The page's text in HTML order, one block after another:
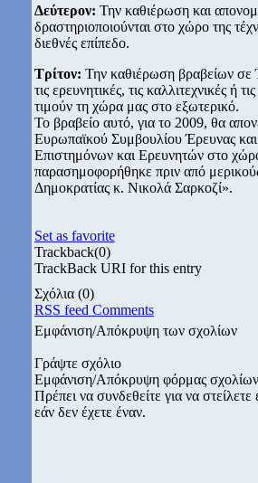
Δεύτερον: Την καθιέρωση και
δραστηριοποιούνται στο χώρο της
διεθνές επίπεδο.
Τρίτον: Την καθιέρωση βραβείων σε
τις ερευνητικές, τις καλλιτεχνικές ή
τιμούν τη χώρα μας στο εξωτερικό.
Το βραβείο αυτό, για το 2009, θα
Ευρωπαϊκού Συμβουλίου Έρευνας
Επιστημόνων και Ερευνητών στο
παρασημοφορήθηκε πριν από
Δημοκρατίας κ. Νικολά Σαρκοζί».
Set as favorite
Trackback(0)
TrackBack URI for this entry
Σχόλια (0)
RSS feed Comments
Εμφάνιση/Απόκρυψη των σχολίων
Γράψτε σχόλιο
Εμφάνιση/Απόκρυψη φόρμας σχολίων
Πρέπει να συνδεθείτε για να
εάν δεν έχετε έναν.